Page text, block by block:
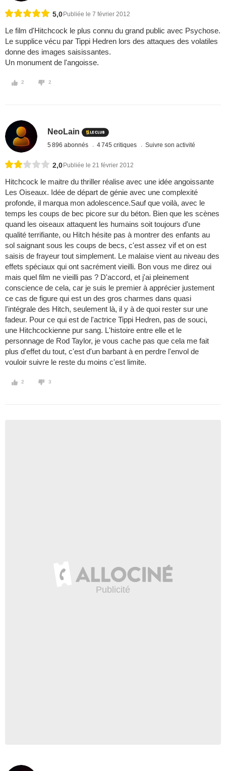
5,0 Publiée le 7 février 2012
Le film d'Hitchcock le plus connu du grand public avec Psychose.
Le supplice vécu par Tippi Hedren lors des attaques des volatiles
donne des images saisissantes.
Un monument de l'angoisse.
2 2
NeoLain
5 896 abonnés 4 745 critiques Suivre son activité
2,0 Publiée le 21 février 2012
Hitchcock le maitre du thriller réalise avec une idée angoissante
Les Oiseaux. Idée de départ de génie avec une complexité
profonde, il marqua mon adolescence.Sauf que voilà, avec le
temps les coups de bec picore sur du béton. Bien que les scènes
quand les oiseaux attaquent les humains soit toujours d'une
qualité terrifiante, ou Hitch hésite pas à montrer des enfants au
sol saignant sous les coups de becs, c'est assez vif et on est
saisis de frayeur tout simplement. Le malaise vient au niveau des
effets spéciaux qui ont sacrément vieilli. Bon vous me direz oui
mais quel film ne vieilli pas ? D'accord, et j'ai pleinement
conscience de cela, car je suis le premier à apprécier justement
ce cas de figure qui est un des gros charmes dans quasi
l'intégrale des Hitch, seulement là, il y à de quoi rester sur une
fadeur. Pour ce qui est de l'actrice Tippi Hedren, pas de souci,
une Hitchcockienne pur sang. L'histoire entre elle et le
personnage de Rod Taylor, je vous cache pas que cela me fait
plus d'effet du tout, c'est d'un barbant à en perdre l'envol de
vouloir suivre le reste du moins c'est limite.
2 3